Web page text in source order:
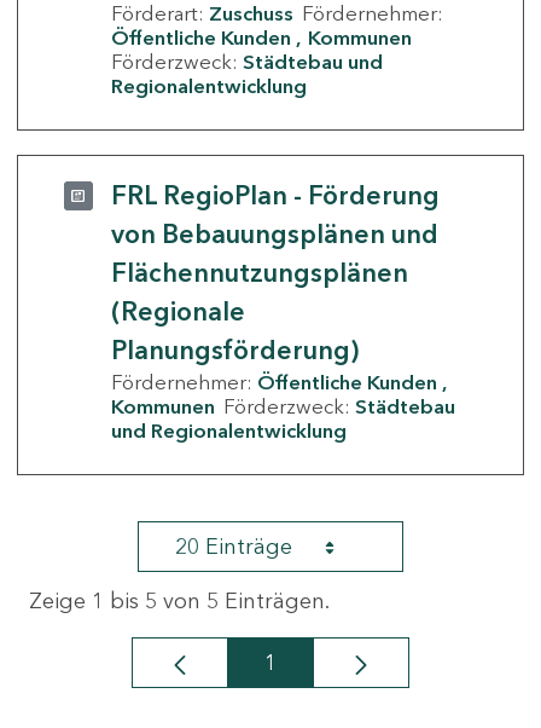
Förderart: Zuschuss Fördernehmer:
Öffentliche Kunden
Kommunen
Förderzweck: Städtebau und
Regionalentwicklung
FRL RegioPlan - Förderung
von Bebauungsplänen und
Flächennutzungsplänen
(Regionale
Planungsförderung)
Fördernehmer: Öffentliche Kunden
Kommunen Förderzweck: Städtebau
und Regionalentwicklung
20 Einträge
Zeige 1 bis 5 von 5 Einträgen.
Seite
1